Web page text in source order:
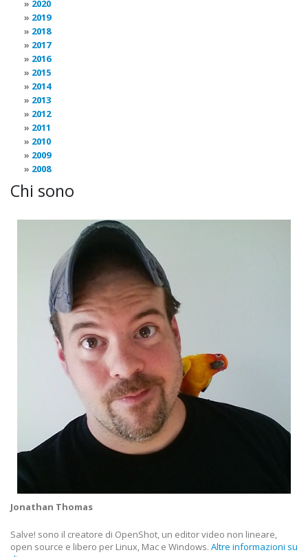
2020
2019
2018
2017
2016
2015
2014
2013
2012
2011
2010
2009
2008
Chi sono
Jonathan Thomas
Salve! sono il creatore di OpenShot, un editor video non lineare,
open source e libero per Linux, Mac e Windows. Altre informazioni su